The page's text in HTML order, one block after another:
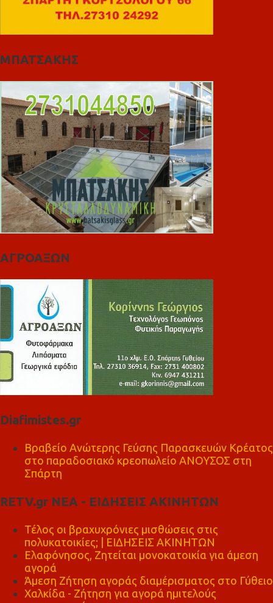
ΜΠΑΤΣΑΚΗΣ
ΑΓΡΟΑΞΩΝ
Diafimistes.gr
Βραβείο Ανώτερης Γεύσης Παρασκευών Κρέατος
στο παραδοσιακό κρεοπωλείο ΑΝΟΥΣΟΣ στη
Σπάρτη
RETV.gr ΝΕΑ - ΕΙΔΗΣΕΙΣ ΑΚΙΝΗΤΩΝ
Τέλος οι βραχυχρόνιες μισθώσεις στις
πολυκατοικίες; | ΕΙΔΗΣΕΙΣ ΑΚΙΝΗΤΩΝ
Ελαφόνησος, Ζητείται μονοκατοικία για άμεση
αγορά
Άμεση Ζήτηση αγοράς διαμέρισματος στο Γύθειο
Χαλκίδα - Ζήτηση για αγορά ημιτελούς